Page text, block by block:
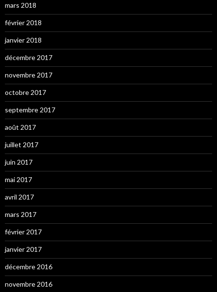
mars 2018
février 2018
janvier 2018
décembre 2017
novembre 2017
octobre 2017
septembre 2017
août 2017
juillet 2017
juin 2017
mai 2017
avril 2017
mars 2017
février 2017
janvier 2017
décembre 2016
novembre 2016